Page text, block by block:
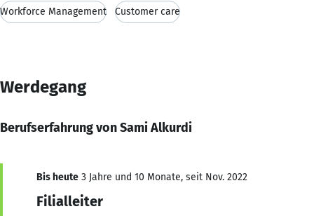
Workforce Management Customer care
Werdegang
Berufserfahrung von Sami Alkurdi
Bis heute 3 Jahre und 10 Monate, seit Nov. 2022
Filialleiter